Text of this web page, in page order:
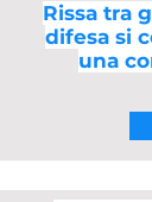
Rissa tra
difesa si
una